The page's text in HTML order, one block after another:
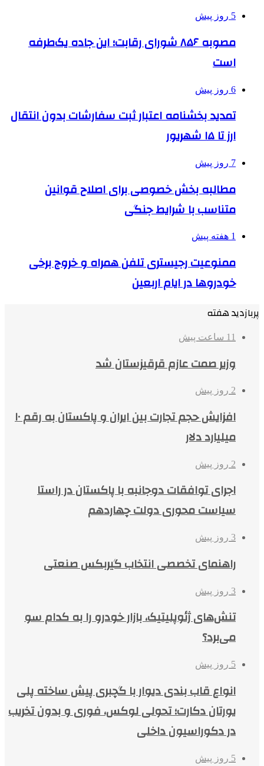
5 روز پیش
مصوبه ۸۵۶ شورای رقابت؛ این جاده یک‌طرفه
است
6 روز پیش
تمدید بخشنامه اعتبار ثبت سفارشات بدون انتقال
ارز تا ۱۵ شهریور
7 روز پیش
مطالبه بخش خصوصی برای اصلاح قوانین
متناسب با شرایط جنگی
1 هفته پیش
ممنوعیت رجیستری تلفن همراه و خروج برخی
خودروها در ایام اربعین
پربازدید هفته
11 ساعت پیش
وزیر صمت عازم قرقیزستان شد
2 روز پیش
افزایش حجم تجارت بین ایران و پاکستان به رقم ۱۰
میلیارد دلار
2 روز پیش
اجرای توافقات دوجانبه با پاکستان در راستا
سیاست محوری دولت چهاردهم
3 روز پیش
راهنمای تخصصی انتخاب گیربکس صنعتی
3 روز پیش
تنش‌های ژئوپلیتیک، بازار خودرو را به کدام سو
می‌برد؟
5 روز پیش
انواع قاب بندی دیوار با گچبری پیش ساخته پلی
یورتان دکارت؛ تحولی لوکس، فوری و بدون تخریب
در دکوراسیون داخلی
5 روز پیش